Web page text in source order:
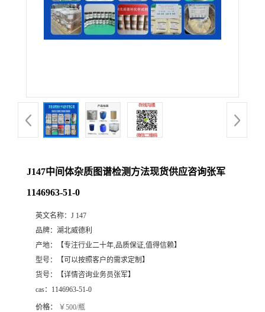
J147中间体杂质图谱检测方法现货供应咨询张军
1146963-51-0
英文名称： J 147
品牌： 湖北威德利
产地：
【专注行业二十年,品质保证,值得信赖】
型号：
【可以按照客户的需求定制】
货号：
【详情咨询业务员张军】
cas： 1146963-51-0
价格： ￥500/瓶